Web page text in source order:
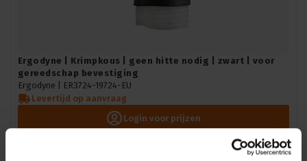
Ergodyne | Krimpkous | geen hitte nodig | zwart | voor
gereedschap bevestiging
Ergodyne |
ER3724-19724-EU
Levertijd op aanvraag
Login voor prijzen